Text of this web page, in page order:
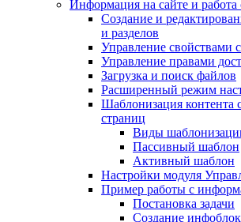
Информация на сайте и работа
Создание и
и разделов
Управление свойствами
Управление правами
Загрузка и поиск файлов
Расширенный режим
Шаблонизация контента
страниц
Виды
Пассивный шаблон
Активный шаблон
Настройки модуля
Пример работы с
Постановка задачи
Создание